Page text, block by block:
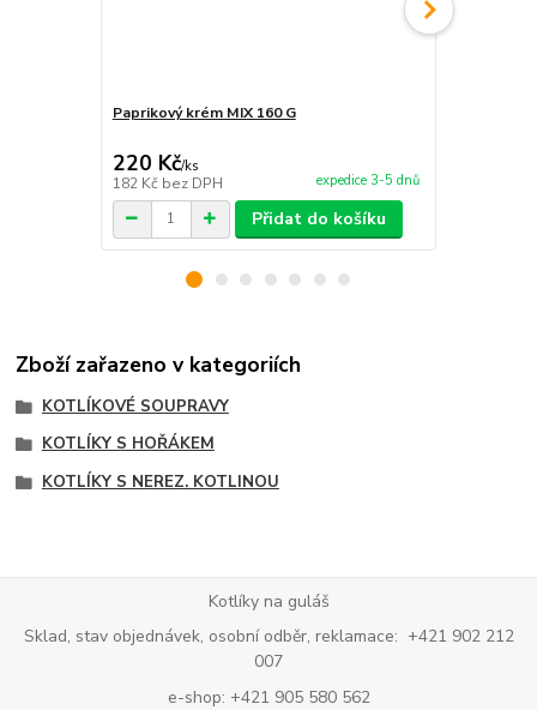
Paprikový krém MIX 160 G
220 Kč/ks
182 Kč bez DPH expedice 3-5 dnů
Přidat do košíku
Zboží zařazeno v kategoriích
KOTLÍKOVÉ SOUPRAVY
KOTLÍKY S HOŘÁKEM
KOTLÍKY S NEREZ. KOTLINOU
Kotlíky na guláš
Sklad, stav objednávek, osobní odběr, reklamace: +421 902 212
007
e-shop: +421 905 580 562